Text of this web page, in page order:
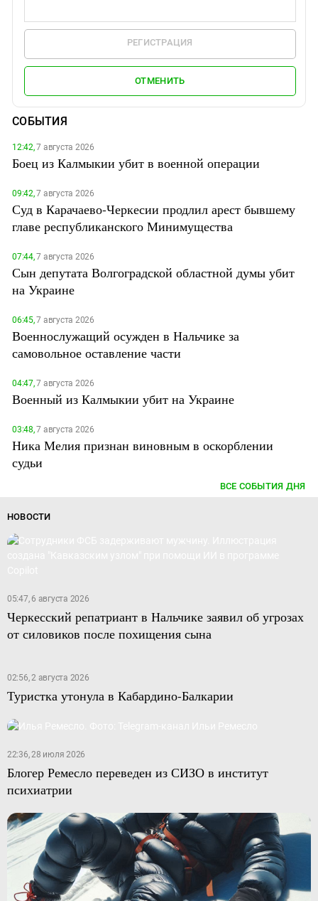
РЕГИСТРАЦИЯ
ОТМЕНИТЬ
СОБЫТИЯ
12:42,7 августа 2026
Боец из Калмыкии убит в военной операции
09:42,7 августа 2026
Суд в Карачаево-Черкесии продлил арест бывшему
главе республиканского Минимущества
07:44,7 августа 2026
Сын депутата Волгоградской областной думы убит
на Украине
06:45,7 августа 2026
Военнослужащий осужден в Нальчике за
самовольное оставление части
04:47,7 августа 2026
Военный из Калмыкии убит на Украине
03:48,7 августа 2026
Ника Мелия признан виновным в оскорблении
судьи
ВСЕ СОБЫТИЯ ДНЯ
НОВОСТИ
05:47, 6 августа 2026
Черкесский репатриант в Нальчике заявил об угрозах
от силовиков после похищения сына
02:56, 2 августа 2026
Туристка утонула в Кабардино-Балкарии
22:36, 28 июля 2026
Блогер Ремесло переведен из СИЗО в институт
психиатрии